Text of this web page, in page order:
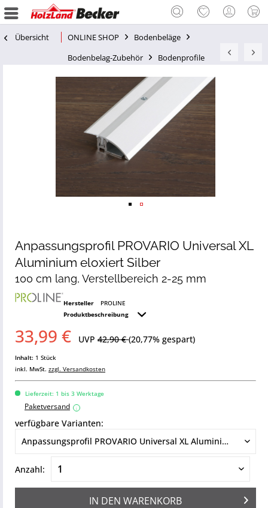
Übersicht ONLINE SHOP
Bodenbeläge
Bodenbelag-Zubehör
Bodenprofile
Anpassungsprofil PROVARIO Universal XL
Aluminium eloxiert Silber
100 cm lang, Verstellbereich 2-25 mm
Hersteller
PROLINE
Produktbeschreibung
33,99 € UVP 42,90 €(20,77% gespart)
Inhalt: 1 Stück
inkl. MwSt. zzgl. Versandkosten
Lieferzeit: 1 bis 3 Werktage
Paketversand i
verfügbare Varianten:
Anzahl:
IN DEN WARENKORB